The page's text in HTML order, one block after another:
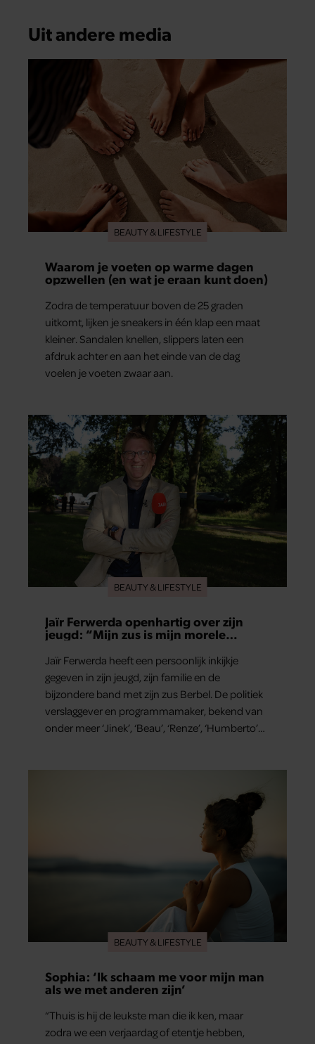
Uit andere media
BEAUTY & LIFESTYLE
Waarom je voeten op warme dagen
opzwellen (en wat je eraan kunt doen)
Zodra de temperatuur boven de 25 graden
uitkomt, lijken je sneakers in één klap een maat
kleiner. Sandalen knellen, slippers laten een
afdruk achter en aan het einde van de dag
voelen je voeten zwaar aan.
BEAUTY & LIFESTYLE
Jaïr Ferwerda openhartig over zijn
jeugd: “Mijn zus is mijn morele
Jaïr Ferwerda heeft een persoonlijk inkijkje
gegeven in zijn jeugd, zijn familie en de
bijzondere band met zijn zus Berbel. De politiek
verslaggever en programmamaker, bekend van
onder meer ‘Jinek’, ‘Beau’, ‘Renze’, ‘Humberto’
BEAUTY & LIFESTYLE
Sophia: ‘Ik schaam me voor mijn man
als we met anderen zijn’
“Thuis is hij de leukste man die ik ken, maar
zodra we een verjaardag of etentje hebben,